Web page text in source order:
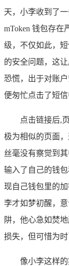
天，小李收到了
mToken 钱包存在
级，不仅如此，
的安全问题，这
恐慌，出于对账
便匆忙点击了短信
点击链接后,
极为相似的页面
丝毫没有察觉到
输入了自己的钱
现自己钱包里的
李才如梦初醒，
阱，他心急如焚
损失，但可惜为
像小李这样